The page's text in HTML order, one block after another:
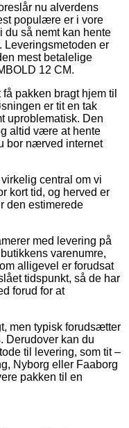
nu alverdens
populære er i vore
du så nemt kan hente
Leveringsmetoden er
mest betalelige
12 CM.
pakken bragt hjem til
er tit en tak
uproblematisk. Den
altid være at hente
bor nærved internet
central om vi
kort tid, og herved er
den estimerede
med levering på
varenumre,
alligevel er forudsat
tidspunkt, så de har
forud for at
men typisk forudsætter
Derudover kan du
til levering, som tit –
Nyborg eller Faaborg
pakken til en